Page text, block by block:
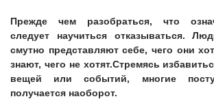
Прежде чем разобраться, что
следует научиться отказываться.
смутно представляют себе, чего они
знают, чего не хотят.Стремясь
вещей или событий, многие
получается наоборот.